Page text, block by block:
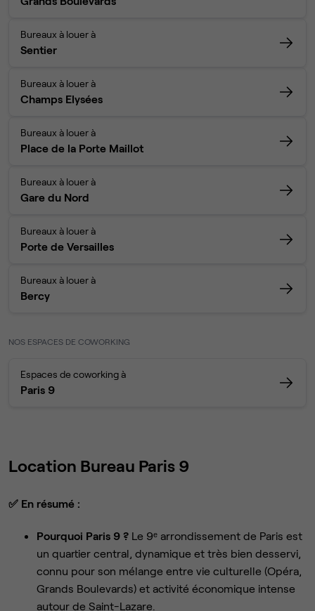
Bureaux à louer à
Sentier
Bureaux à louer à
Champs Elysées
Bureaux à louer à
Place de la Porte Maillot
Bureaux à louer à
Gare du Nord
Bureaux à louer à
Porte de Versailles
Bureaux à louer à
Bercy
NOS ESPACES DE COWORKING
Espaces de coworking à
Paris 9
Location Bureau Paris 9
✅ En résumé :
Pourquoi Paris 9 ? Le 9ᵉ arrondissement de Paris est
un quartier central, dynamique et très bien desservi,
connu pour son mélange entre vie culturelle (Opéra,
Grands Boulevards) et activité économique intense
autour de Saint-Lazare.